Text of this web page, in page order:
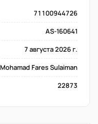
71100944726
AS-160641
7 августа 2026 г.
Mohamad Fares Sulaiman
22873